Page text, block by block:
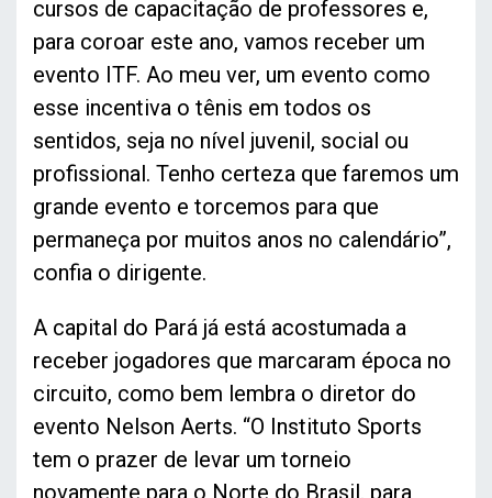
cursos de capacitação de professores e,
para coroar este ano, vamos receber um
evento ITF. Ao meu ver, um evento como
esse incentiva o tênis em todos os
sentidos, seja no nível juvenil, social ou
profissional. Tenho certeza que faremos um
grande evento e torcemos para que
permaneça por muitos anos no calendário”,
confia o dirigente.
A capital do Pará já está acostumada a
receber jogadores que marcaram época no
circuito, como bem lembra o diretor do
evento Nelson Aerts. “O Instituto Sports
tem o prazer de levar um torneio